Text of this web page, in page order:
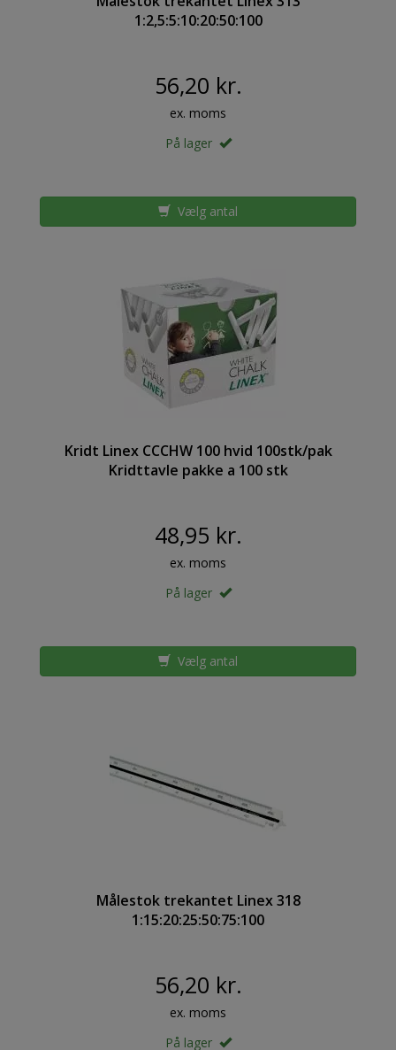
1:2,5:5:10:20:50:100
56,20 kr.
ex. moms
På lager
Vælg antal
Kridt Linex CCCHW 100 hvid 100stk/pak
Kridttavle pakke a 100 stk
48,95 kr.
ex. moms
På lager
Vælg antal
Målestok trekantet Linex 318
1:15:20:25:50:75:100
56,20 kr.
ex. moms
På lager